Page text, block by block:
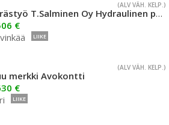
(ALV VÄH. KELP.)
Terästyö T.Salminen Oy Hydraulinen pikakiinnike NTP30
€
LIIKE
(ALV VÄH. KELP.)
merkki Avokontti
€
LIIKE